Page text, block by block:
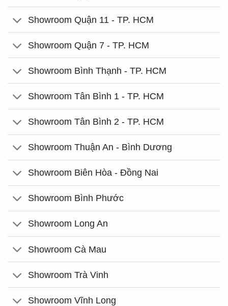
Showroom Quận 11 - TP. HCM
Showroom Quận 7 - TP. HCM
Showroom Bình Thạnh - TP. HCM
Showroom Tân Bình 1 - TP. HCM
Showroom Tân Bình 2 - TP. HCM
Showroom Thuận An - Bình Dương
Showroom Biên Hòa - Đồng Nai
Showroom Bình Phước
Showroom Long An
Showroom Cà Mau
Showroom Trà Vinh
Showroom Vĩnh Long